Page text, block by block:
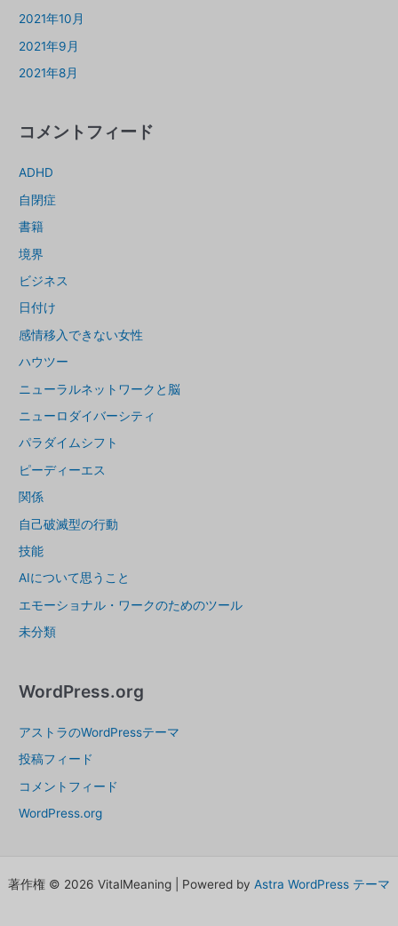
2021年10月
2021年9月
2021年8月
コメントフィード
ADHD
自閉症
書籍
境界
ビジネス
日付け
感情移入できない女性
ハウツー
ニューラルネットワークと脳
ニューロダイバーシティ
パラダイムシフト
ピーディーエス
関係
自己破滅型の行動
技能
AIについて思うこと
エモーショナル・ワークのためのツール
未分類
WordPress.org
アストラのWordPressテーマ
投稿フィード
コメントフィード
WordPress.org
著作権 © 2026 VitalMeaning | Powered by Astra WordPress テーマ